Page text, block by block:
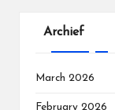
Archief
March 2026
February 2026